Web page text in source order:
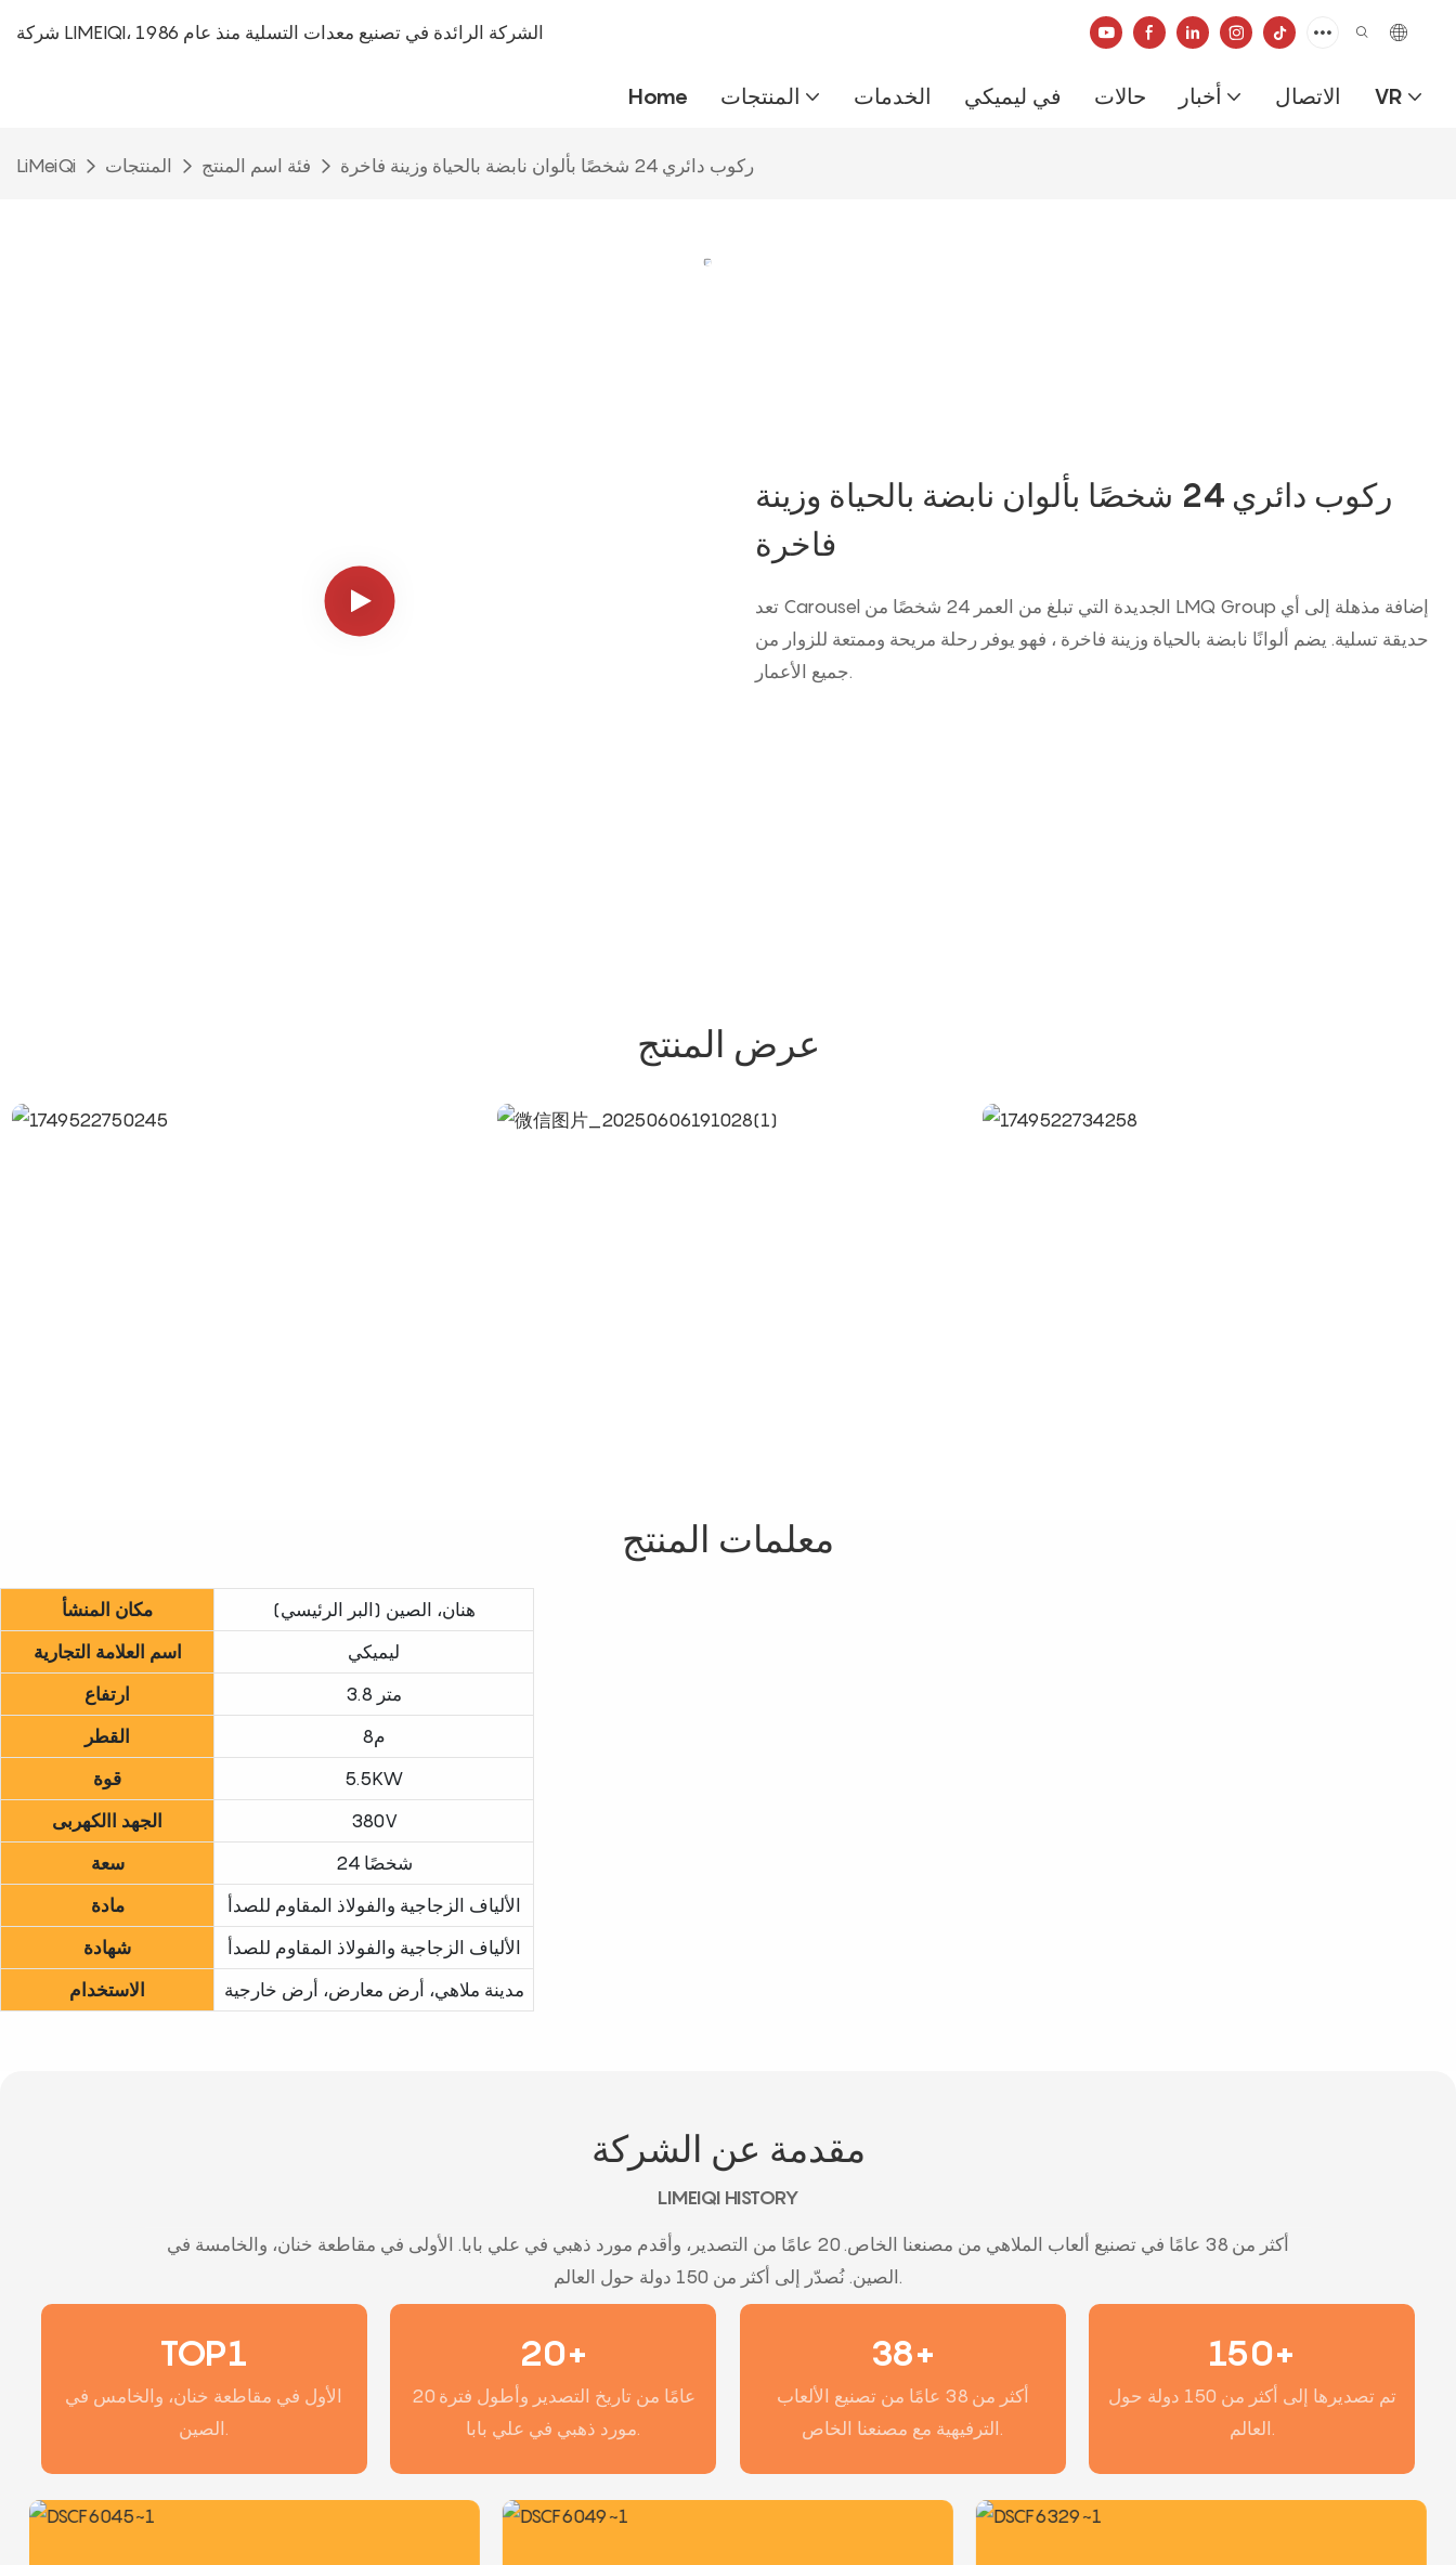
شركة LIMEIQI، الشركة الرائدة في تصنيع معدات التسلية منذ عام 1986
Home المنتجات الخدمات في ليميكي حالات أخبار الاتصال VR
LiMeiQi المنتجات فئة اسم المنتج ركوب دائري 24 شخصًا بألوان نابضة بالحياة وزينة فاخرة
ركوب دائري 24 شخصًا بألوان نابضة بالحياة وزينة
فاخرة
تعد Carousel الجديدة التي تبلغ من العمر 24 شخصًا من LMQ Group إضافة مذهلة إلى أي
حديقة تسلية. يضم ألوانًا نابضة بالحياة وزينة فاخرة ، فهو يوفر رحلة مريحة وممتعة للزوار من
جميع الأعمار.
عرض المنتج
معلمات المنتج
مكان المنشأ
هنان، الصين (البر الرئيسي)
اسم العلامة التجارية
ليميكي
ارتفاع
3.8 متر
القطر
8م
قوة
5.5KW
الجهد االكهربى
380V
سعة
24 شخصًا
مادة
الألياف الزجاجية والفولاذ المقاوم للصدأ
شهادة
الألياف الزجاجية والفولاذ المقاوم للصدأ
الاستخدام
مدينة ملاهي، أرض معارض، أرض خارجية
مقدمة عن الشركة
LIMEIQI HISTORY
أكثر من 38 عامًا في تصنيع ألعاب الملاهي من مصنعنا الخاص. 20 عامًا من التصدير، وأقدم مورد ذهبي في علي بابا. الأولى في مقاطعة خنان، والخامسة في
الصين. نُصدّر إلى أكثر من 150 دولة حول العالم.
TOP1
الأول في مقاطعة خنان، والخامس في
الصين.
20+
20 عامًا من تاريخ التصدير وأطول فترة
مورد ذهبي في علي بابا.
38+
أكثر من 38 عامًا من تصنيع الألعاب
الترفيهية مع مصنعنا الخاص.
150+
تم تصديرها إلى أكثر من 150 دولة حول
العالم.